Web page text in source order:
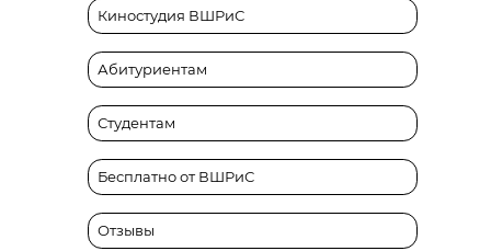
Киностудия ВШРиС
Абитуриентам
Студентам
Бесплатно от ВШРиС
Отзывы